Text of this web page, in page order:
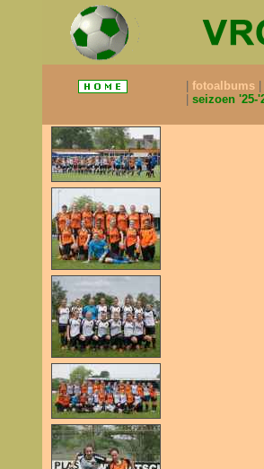
fotoalbums
seizoen '25-